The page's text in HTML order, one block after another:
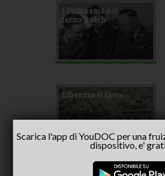
I fantasmi del
terzo Reich
Liberate il Duce
Scarica l'app di YouDOC per una
dispositivo, e'